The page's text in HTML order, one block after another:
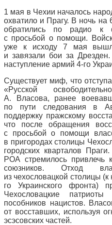
1 мая в Чехии началось
охватило и Прагу. В ночь
обратились по радио к
с просьбой о помощи.
уже к исходу 7 мая
и завязали бои за
наступление армий 4-го
Существует миф, что
«Русской
А. Власова, ранее
по пути следования в
поддержку пражскому
что после обращения
с просьбой о помощи
в пригородах столицы
городских кварталов
РОА стремилось привлечь
союзников. Отход
из чехословацкой столицы
го Украинского фронта)
Чехословацкие
пособников нацистов.
от восставших, используя
эсэсовских частей.